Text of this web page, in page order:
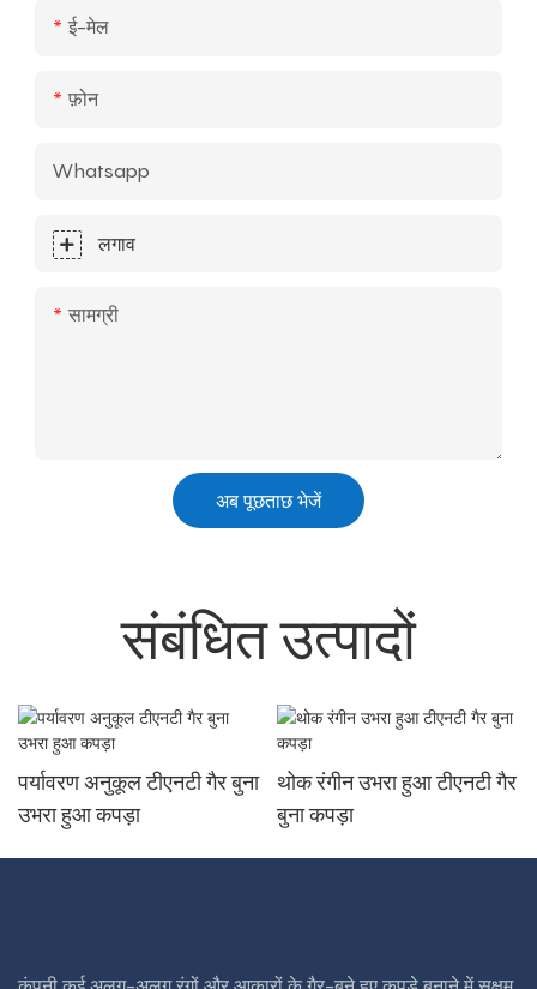
ई-मेल
फ़ोन
Whatsapp
लगाव
सामग्री
अब पूछताछ भेजें
संबंधित उत्पादों
पर्यावरण अनुकूल टीएनटी गैर बुना
उभरा हुआ कपड़ा
थोक रंगीन उभरा हुआ टीएनटी गैर
बुना कपड़ा